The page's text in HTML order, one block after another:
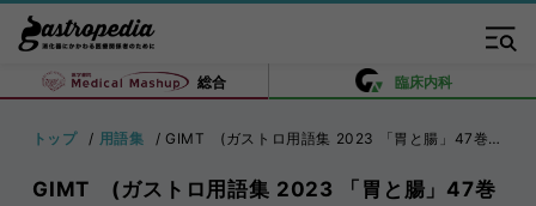
総合 臨床内科
トップ 用語集 GIMT (ガストロ用語集 2023 「胃と腸」47巻5号より)
GIMT (ガストロ用語集 2023 「胃と腸」47巻